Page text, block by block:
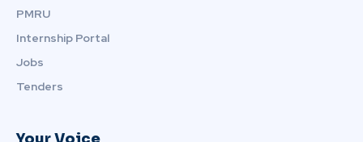
PMRU
Internship Portal
Jobs
Tenders